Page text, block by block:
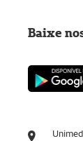
Baixe